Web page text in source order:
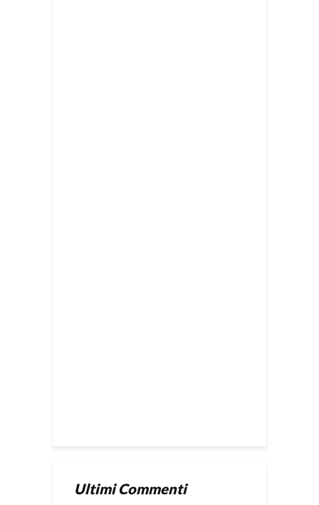
Ultimi Commenti